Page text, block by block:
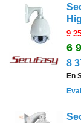
9
6
8
En